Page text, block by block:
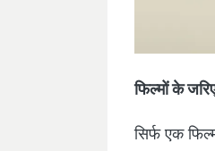
फिल्मों के
सिर्फ एक